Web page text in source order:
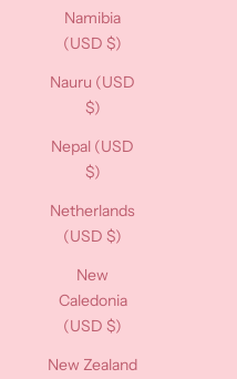
Namibia
(USD $)
Nauru (USD
$)
Nepal (USD
$)
Netherlands
(USD $)
New
Caledonia
(USD $)
New Zealand